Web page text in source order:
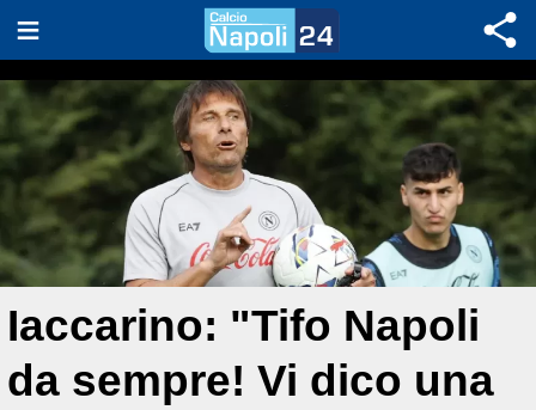
Iaccarino: "Tifo Napoli
da sempre! Vi dico una